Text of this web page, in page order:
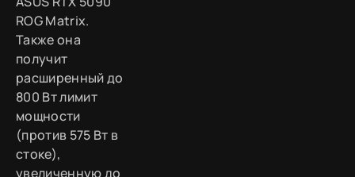
ROG Matrix.
Также она
получит
расширенный до
800 Вт лимит
мощности
(против 575 Вт в
стоке),
увеличенную до